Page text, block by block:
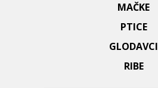
MAČKE
PTICE
GLODAVCI
RIBE